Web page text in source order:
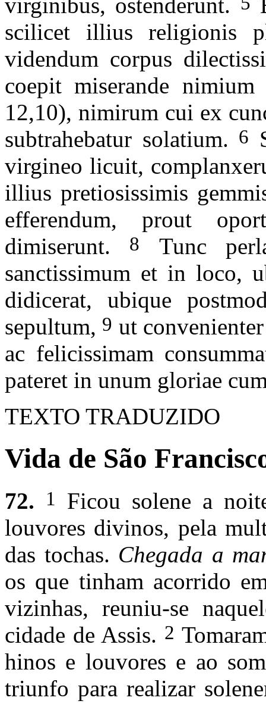
scilicet illius religionis
videndum corpus
coepit miserande
12,10), nimirum cui ex
subtrahebatur solatium. 6
virgineo licuit,
illius pretiosissimis
efferendum, prout
dimiserunt.
8
Tunc
sanctissimum et in loco,
didicerat, ubique
sepultum, 9 ut
ac felicissimam
pateret in unum gloriae
TEXTO TRADUZIDO
Vida de São
72. 1
Ficou solene a
louvores divinos, pela
das tochas. Chegada a
os que tinham acorrido
vizinhas, reuniu-se
cidade de Assis. 2
hinos e louvores e ao
triunfo para realizar